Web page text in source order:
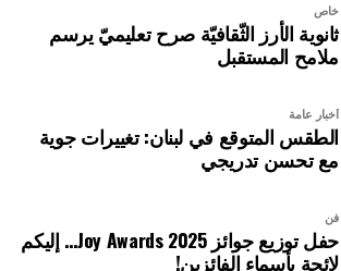
خاص
ثانوية الأرز الثّقافيّة صرح تعليميّ يرسم
ملامح المستقبل
أخبار عامة
الطقس المتوقع في لبنان: تغييرات جوية
مع تحسن تدريجي
فن
حفل توزيع جوائز Joy Awards 2025… إليكم
لائحة بأسماء الفائزين!